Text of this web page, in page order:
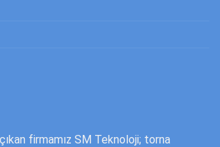
firmamız SM Teknoloji; torna